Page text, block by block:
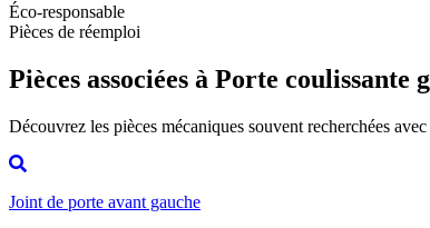
Éco-responsable
Pièces de réemploi
Pièces associées à Porte coulissante
Découvrez les pièces mécaniques souvent recherchées
Joint de porte avant gauche